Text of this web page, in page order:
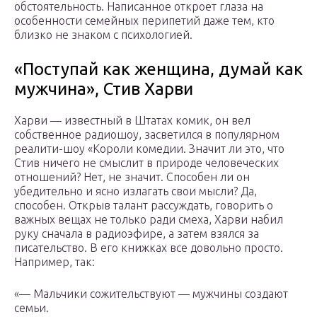
обстоятельность. Написанное откроет глаза на
особенности семейных перипетий даже тем, кто
близко не знаком с психологией.
«Поступай как женщина, думай как
мужчина», Стив Харви
Харви — известный в Штатах комик, он вел
собственное радиошоу, засветился в популярном
реалити-шоу «Короли комедии. Значит ли это, что
Стив ничего не смыслит в природе человеческих
отношений? Нет, не значит. Способен ли он
убедительно и ясно излагать свои мысли? Да,
способен. Открыв талант рассуждать, говорить о
важных вещах не только ради смеха, Харви набил
руку сначала в радиоэфире, а затем взялся за
писательство. В его книжках все довольно просто.
Например, так:
«— Мальчики сожительствуют — мужчины создают
семьи.